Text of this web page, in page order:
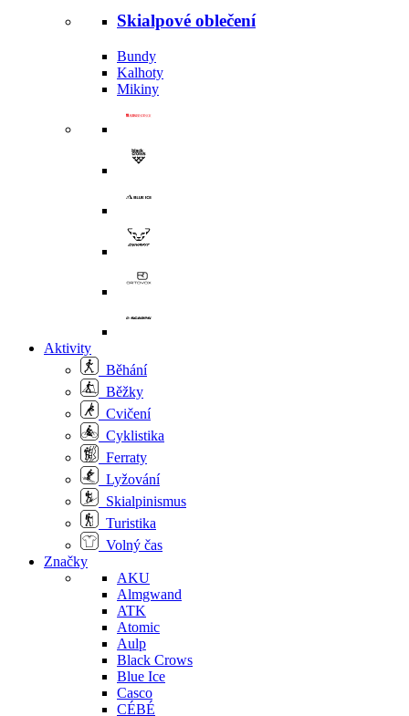
Skialpové oblečení
Bundy
Kalhoty
Mikiny
Aktivity
Běhání
Běžky
Cvičení
Cyklistika
Ferraty
Lyžování
Skialpinismus
Turistika
Volný čas
Značky
AKU
Almgwand
ATK
Atomic
Aulp
Black Crows
Blue Ice
Casco
CÉBÉ